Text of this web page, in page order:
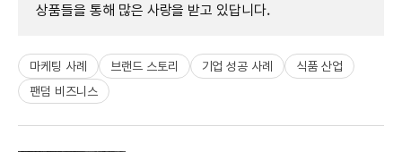
상품들을 통해 많은 사랑을 받고 있답니다.
마케팅 사례 브랜드 스토리 기업 성공 사례
식품 산업
팬덤 비즈니스